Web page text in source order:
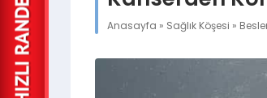
Anasayfa » Sağlık Köşesi »